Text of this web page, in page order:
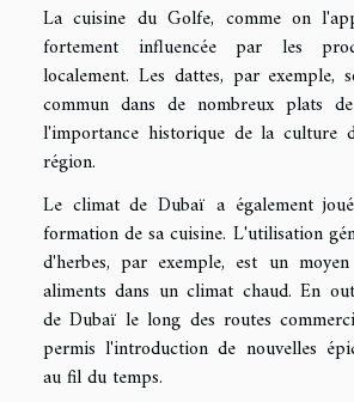
La cuisine du Golfe, comme on
fortement influencée par les
localement. Les dattes, par exemple,
commun dans de nombreux plats
l'importance historique de la culture
région.
Le climat de Dubaï a également
formation de sa cuisine. L'utilisation
d'herbes, par exemple, est un
aliments dans un climat chaud. En
de Dubaï le long des routes
permis l'introduction de nouvelles
au fil du temps.